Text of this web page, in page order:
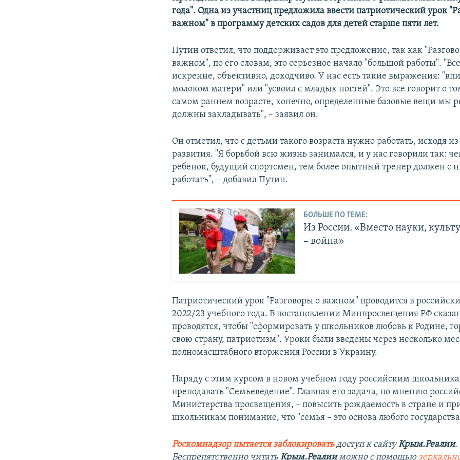
года". Одна из участниц предложила ввести патриотический урок
важном" в программу детских садов для детей старше пяти лет.
Путин ответил, что поддерживает это предложение, так как
важном", по его словам, это серьезное начало "большой работы".
искренне, объективно, доходчиво. У нас есть такие выражения:
молоком матери" или "усвоил с младых ногтей". Это все говорит о
самом раннем возрасте, конечно, определенные базовые вещи мы
должны закладывать", – заявил он.
Он отметил, что с детьми такого возраста нужно работать, исходя
развития. "Я борьбой всю жизнь занимался, и у нас говорили так:
ребенок, будущий спортсмен, тем более опытный тренер должен с
работать", – добавил Путин.
БОЛЬШЕ ПО ТЕМЕ:
Из России. «Вместо науки,
– война»
Патриотический урок "Разговоры о важном" проводится в
2022/23 учебного года. В постановлении Минпросвещения РФ
проводятся, чтобы "сформировать у школьников любовь к Родине,
свою страну, патриотизм". Уроки были введены через несколько
полномасштабного вторжения России в Украину.
Наряду с этим курсом в новом учебном году российским
преподавать "Семьеведение". Главная его задача, по мнению
Министерства просвещения, – повысить рождаемость в стране и
школьникам понимание, что "семья – это основа любого
Роскомнадзор пытается заблокировать доступ к сайтуКрым.Реалии.
Беспрепятственно читатьКрым.Реалииможно с помощью